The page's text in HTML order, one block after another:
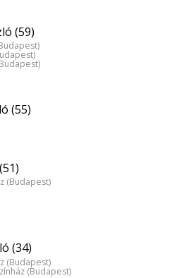
(59)
(55)
(Budapest)
(34)
(Budapest)
(Budapest)